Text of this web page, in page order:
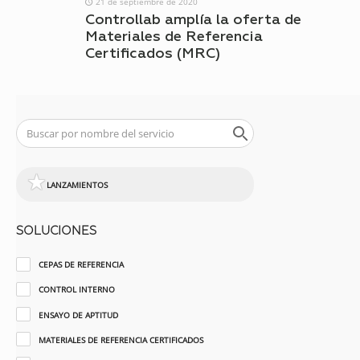
Controllab amplía la oferta de
Materiales de Referencia
Certificados (MRC)
LANZAMIENTOS
SOLUCIONES
CEPAS DE REFERENCIA
CONTROL INTERNO
ENSAYO DE APTITUD
MATERIALES DE REFERENCIA CERTIFICADOS